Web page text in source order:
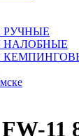
НАЛОБНЫЕ
11